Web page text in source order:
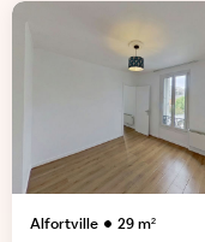
Alfortville 29m²